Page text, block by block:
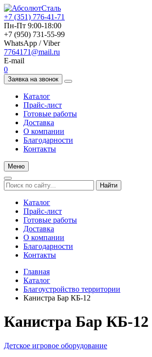
+7 (351) 776-41-71
Пн-Пт 9:00-18:00
+7 (950) 731-55-99
WhatsApp / Viber
7764171@mail.ru
E-mail
0
Заявка на звонок
Каталог
Прайс-лист
Готовые работы
Доставка
О компании
Благодарности
Контакты
Меню
Найти
Каталог
Прайс-лист
Готовые работы
Доставка
О компании
Благодарности
Контакты
Главная
Каталог
Благоустройство территории
Канистра Бар КБ-12
Канистра Бар КБ-12
Детское игровое оборудование